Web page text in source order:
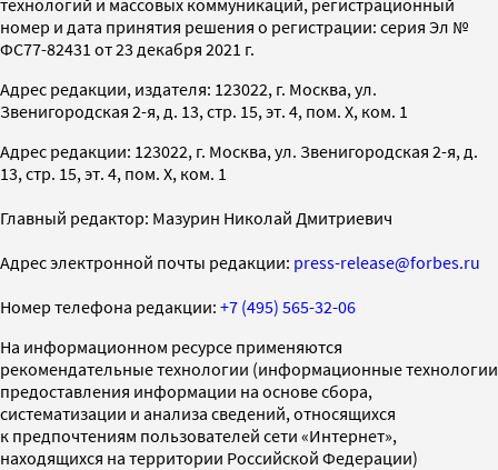
номер и дата принятия решения о регистрации: серия Эл №
ФС77-82431 от 23 декабря 2021 г.
Адрес редакции, издателя: 123022, г. Москва, ул.
Звенигородская 2-я, д. 13, стр. 15, эт. 4, пом. X, ком. 1
Адрес редакции: 123022, г. Москва, ул. Звенигородская 2-я, д.
13, стр. 15, эт. 4, пом. X, ком. 1
Главный редактор: Мазурин Николай Дмитриевич
Адрес электронной почты редакции: press-release@forbes.ru
Номер телефона редакции: +7 (495) 565-32-06
На информационном ресурсе применяются
рекомендательные технологии (информационные технологии
предоставления информации на основе сбора,
систематизации и анализа сведений, относящихся
к предпочтениям пользователей сети «Интернет»,
находящихся на территории Российской Федерации)